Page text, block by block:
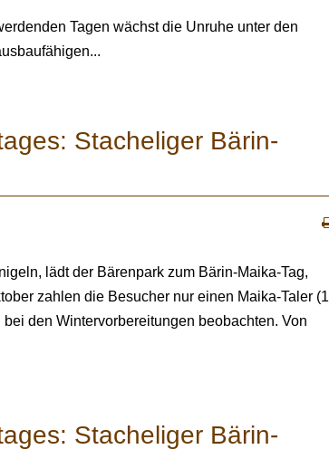
Tagen wächst die Unruhe unter den
Stacheliger Bärin-
lädt der Bärenpark zum Bärin-Maika-Tag,
zahlen die Besucher nur einen Maika-Taler (1
den Wintervorbereitungen beobachten. Von
Stacheliger Bärin-